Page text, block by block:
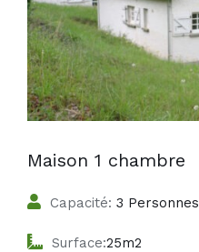
Maison 1 chambre
Capacité: 3 Personnes
Surface:25m2